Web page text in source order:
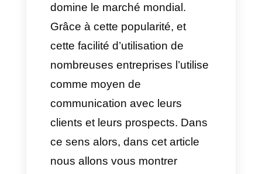
Générer des prospects sur
WhatsAppest une tâche que
toute entreprise doit prendre au
sérieux, surtout en ce moment
où l’application de messagerie
domine le marché mondial.
Grâce à cette popularité, et